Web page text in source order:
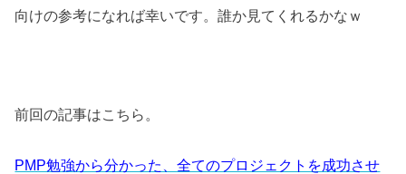
向けの参考になれば幸いです。誰か見てくれるかなｗ
前回の記事はこちら。
PMP勉強から分かった、全てのプロジェクトを成功させ